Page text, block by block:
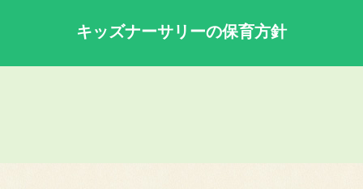
キッズナーサリーの保育方針